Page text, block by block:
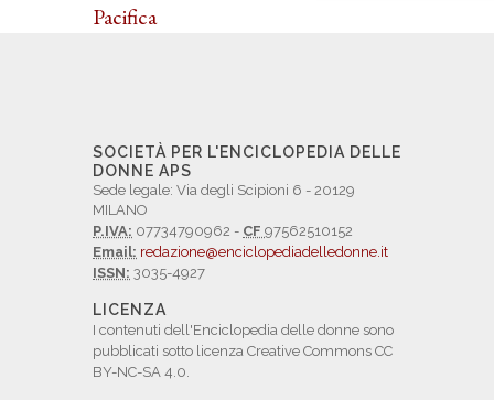
Pacifica
SOCIETÀ PER L'ENCICLOPEDIA DELLE
DONNE APS
Sede legale: Via degli Scipioni 6 - 20129
MILANO
P.IVA: 07734790962 - CF 97562510152
Email: redazione@enciclopediadelledonne.it
ISSN: 3035-4927
LICENZA
I contenuti dell'Enciclopedia delle donne sono
pubblicati sotto licenza Creative Commons CC
BY-NC-SA 4.0.